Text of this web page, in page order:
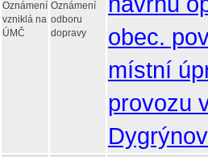
Oznámení
vzniklá na
ÚMČ
Oznámení
odboru
dopravy
obec.
místní
provozu